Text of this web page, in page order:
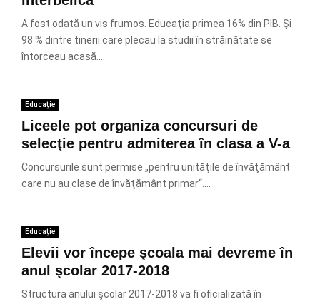
A fost odată un vis frumos. Educaţia primea 16% din PIB. Şi
98 % dintre tinerii care plecau la studii în străinătate se
întorceau acasă....
Educație
Liceele pot organiza concursuri de
selecţie pentru admiterea în clasa a V-a
Concursurile sunt permise „pentru unităţile de învăţământ
care nu au clase de învăţământ primar“....
Educație
Elevii vor începe şcoala mai devreme în
anul şcolar 2017-2018
Structura anului şcolar 2017-2018 va fi oficializată în